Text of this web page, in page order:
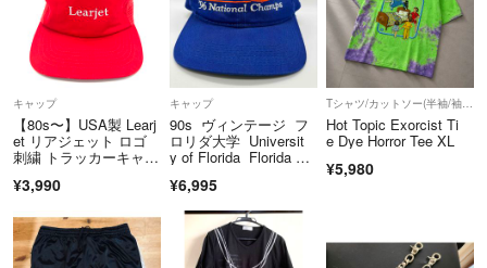
一定の時間経過後、削除させていただくことがございます。
■2品以上同時購入で1品100円づつのお値引きをしております。購入前
に必ずメッセージでご連絡をお願いいたします。
■パーツのみの販売はしておりません。商品をご購入の際、チャームや
パーツの追加購入は可能な場合もございますのでご相談ください。
■コンビニ/ATM支払いをご選択された場合、ご購入日中のお支払いが出
キャップ
【80s〜】USA製 Learj
et リアジェット ロゴ
刺繍 トラッカーキャッ
テージ メッシュキャッ
¥3,990
キャップ
90s ヴィンテージ フ
ロリダ大学 Universit
y of Florida Florida Ga
ップ
¥6,995
Tシャツ/カットソー(半袖/袖なし)
Hot Topic Exorcist Ti
e Dye Horror Tee XL
¥5,980